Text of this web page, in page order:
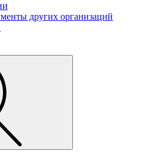
других организаций